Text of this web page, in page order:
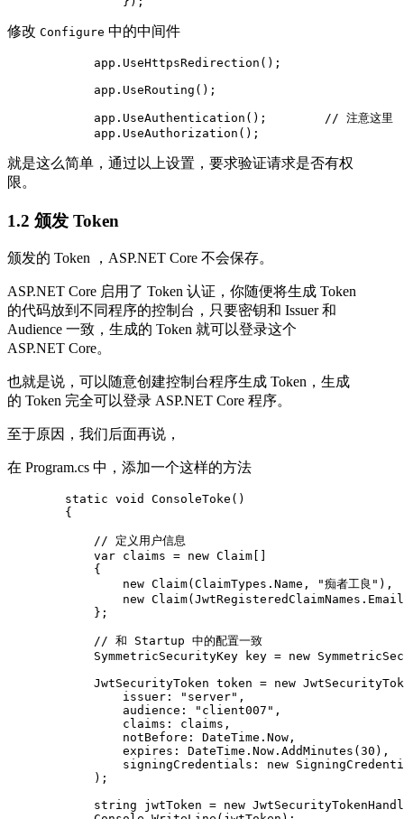
修改 Configure 中的中间件
            app.UseHttpsRedirection();
            app.UseRouting();
            app.UseAuthentication();        // 注意这里
            app.UseAuthorization();
就是这么简单，通过以上设置，要求验证请求是否有权
限。
1.2 颁发 Token
颁发的 Token ，ASP.NET Core 不会保存。
ASP.NET Core 启用了 Token 认证，你随便将生成 Token
的代码放到不同程序的控制台，只要密钥和 Issuer 和
Audience 一致，生成的 Token 就可以登录这个
ASP.NET Core。
也就是说，可以随意创建控制台程序生成 Token，生成
的 Token 完全可以登录 ASP.NET Core 程序。
至于原因，我们后面再说，
在 Program.cs 中，添加一个这样的方法
        static void ConsoleToke()
        {
            // 定义用户信息
            var claims = new Claim[]
            {
                new Claim(ClaimTypes.Name, "痴者工良"),
new
            };
            // 和 Startup 中的配置一致
SymmetricSecurityKey key = new
JwtSecurityToken token = new
                issuer: "server",
                audience: "client007",
                claims: claims,
                notBefore: DateTime.Now,
                expires: DateTime.Now.AddMinutes(30),
signingCredentials: new
            );
string jwtToken = new